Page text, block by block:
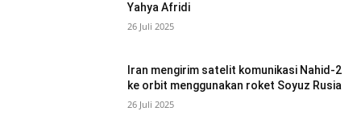
Yahya Afridi
26 Juli 2025
Iran mengirim satelit komunikasi Nahid-2
ke orbit menggunakan roket Soyuz Rusia
26 Juli 2025